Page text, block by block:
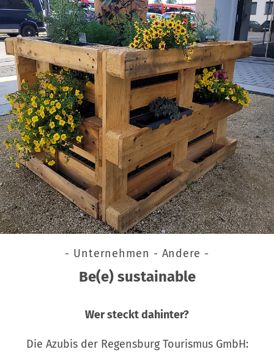
- Unternehmen - Andere -
Be(e) sustainable
Wer steckt dahinter?
Die Azubis der Regensburg Tourismus GmbH: